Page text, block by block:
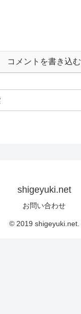
コメントを書き込む
shigeyuki.net
お問い合わせ
© 2019 shigeyuki.net.